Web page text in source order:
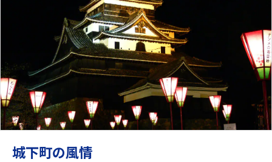
城下町の風情